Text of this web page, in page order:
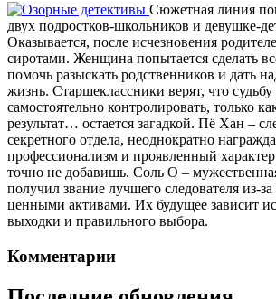
Сюжетная линия
двух подростков-школьников и девушке-
Оказывается, после исчезновения
сиротами. Женщина попытается сделать
помочь разыскать родственников и дать
жизнь. Старшеклассники верят, что
самостоятельно контролировать, только
результат… остается загадкой. Пё Хан –
секретного отдела, неоднократно
профессионализм и проявленный
точно не добавишь. Соль О –
получил звание лучшего следователя из-
ценными активами. Их будущее зависит
выходки и правильного выбора.
Комментарии